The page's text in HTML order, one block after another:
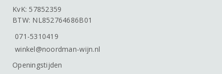
KvK: 57852359
BTW: NL852764686B01
071-5310419
winkel@noordman-wijn.nl
Openingstijden